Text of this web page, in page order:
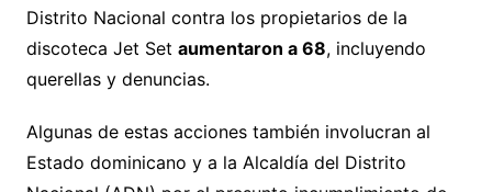
Distrito Nacional contra los propietarios de la
discoteca Jet Set aumentaron a 68, incluyendo
querellas y denuncias.
Algunas de estas acciones también involucran al
Estado dominicano y a la Alcaldía del Distrito